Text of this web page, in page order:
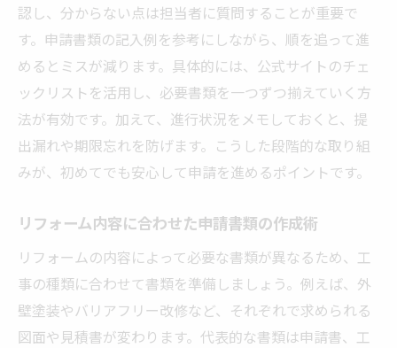
認し、分からない点は担当者に質問することが重要で
す。申請書類の記入例を参考にしながら、順を追って進
めるとミスが減ります。具体的には、公式サイトのチェ
ックリストを活用し、必要書類を一つずつ揃えていく方
法が有効です。加えて、進行状況をメモしておくと、提
出漏れや期限忘れを防げます。こうした段階的な取り組
みが、初めてでも安心して申請を進めるポイントです。
リフォーム内容に合わせた申請書類の作成術
リフォームの内容によって必要な書類が異なるため、工
事の種類に合わせて書類を準備しましょう。例えば、外
壁塗装やバリアフリー改修など、それぞれで求められる
図面や見積書が変わります。代表的な書類は申請書、工